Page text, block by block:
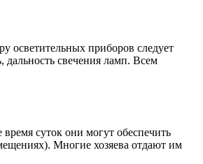
осветительных приборов следует
дальность свечения ламп. Всем
суток они могут обеспечить
Многие хозяева отдают им